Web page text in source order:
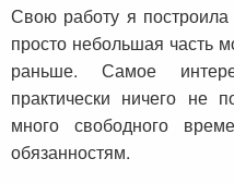
Свою работу я
просто небольшая часть
раньше. Самое
практически ничего не
много свободного
обязанностям.